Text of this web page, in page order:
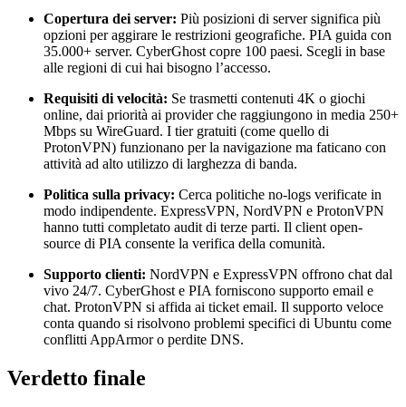
Copertura dei server: Più posizioni di server significa più
opzioni per aggirare le restrizioni geografiche. PIA guida con
35.000+ server. CyberGhost copre 100 paesi. Scegli in base
alle regioni di cui hai bisogno l’accesso.
Requisiti di velocità: Se trasmetti contenuti 4K o giochi
online, dai priorità ai provider che raggiungono in media 250+
Mbps su WireGuard. I tier gratuiti (come quello di
ProtonVPN) funzionano per la navigazione ma faticano con
attività ad alto utilizzo di larghezza di banda.
Politica sulla privacy: Cerca politiche no-logs verificate in
modo indipendente. ExpressVPN, NordVPN e ProtonVPN
hanno tutti completato audit di terze parti. Il client open-
source di PIA consente la verifica della comunità.
Supporto clienti: NordVPN e ExpressVPN offrono chat dal
vivo 24/7. CyberGhost e PIA forniscono supporto email e
chat. ProtonVPN si affida ai ticket email. Il supporto veloce
conta quando si risolvono problemi specifici di Ubuntu come
conflitti AppArmor o perdite DNS.
Verdetto finale